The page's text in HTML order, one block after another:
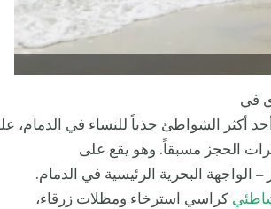
في
ليصبح أحد أكثر الشواطئ جذباً للنساء في الدمام،
الحجز مسبقاً. وهو يقع على
البحرية الرئيسية في الدمام.
كراسي استرخاء ومظلات زرقاء،